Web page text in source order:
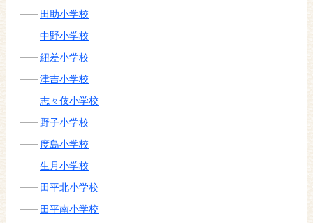
田助小学校
中野小学校
紐差小学校
津吉小学校
志々伎小学校
野子小学校
度島小学校
生月小学校
田平北小学校
田平南小学校